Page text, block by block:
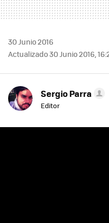
30 Junio 2016
Actualizado 30 Junio 2016,
Sergio Parra
Editor